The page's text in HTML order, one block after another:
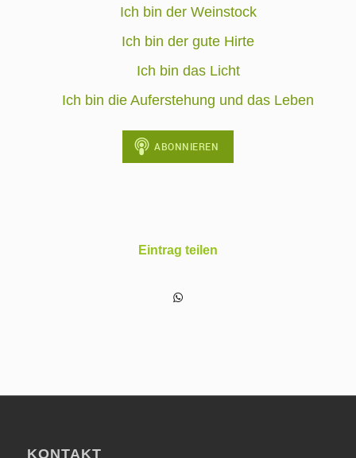
Ich bin der Weinstock
Ich bin der gute Hirte
Ich bin das Licht
Ich bin die Auferstehung und das Leben
Eintrag teilen
KONTAKT